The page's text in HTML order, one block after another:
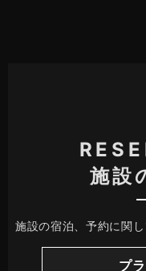
施設
施設の宿泊、予約に関
プ